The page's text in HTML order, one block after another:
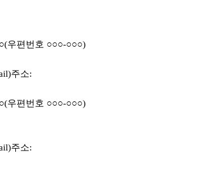
편번호 ○○○-○○○)
주소:
편번호 ○○○-○○○)
주소: